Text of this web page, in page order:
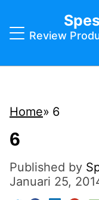
Review
Home 6
6
Published by
Januari 25,